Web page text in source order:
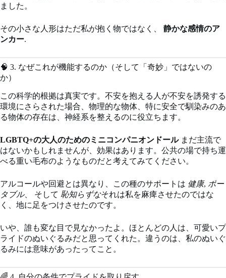
ました。
その小さな人形はただ私が抱く物ではなく、 静かな感情のア
ンカー.
🧠 3. なぜこれが機能するのか（そして「奇妙」ではないの
か）
この科学的根拠は真実です。不安を抱える人が不安を誘発する
環境にさらされた場合、物理的な物体、特に安全で馴染みのあ
る物体の存在は、神経系を整えるのに役立ちます。
LGBTQ+の大人のためのミニコンパニオンドールまだ主流で
はないかもしれませんが、効果はあります。公共の場で持ち運
べる重い毛布のようなものだと考えてみてください。
アルコールや回避とは異なり、この種のサポートは 健康, ポー
タブル、 そして 恥知らずなそれは私を麻痺させたのではな
く、地に足をつけさせたのです。
いや、誰も変な目で見なかったよ。ほとんどの人は、可愛いプ
ライドのぬいぐるみだと思ってくれた。違うのは、私のぬいぐ
るみには意味があったってこと。